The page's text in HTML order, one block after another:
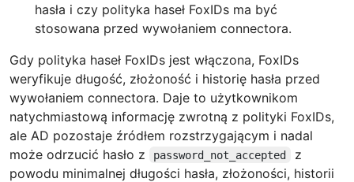
hasła i czy polityka haseł FoxIDs ma być
stosowana przed wywołaniem connectora.
Gdy polityka haseł FoxIDs jest włączona, FoxIDs
weryfikuje długość, złożoność i historię hasła przed
wywołaniem connectora. Daje to użytkownikom
natychmiastową informację zwrotną z polityki FoxIDs,
ale AD pozostaje źródłem rozstrzygającym i nadal
może odrzucić hasło z
password_not_accepted
z
powodu minimalnej długości hasła, złożoności, historii